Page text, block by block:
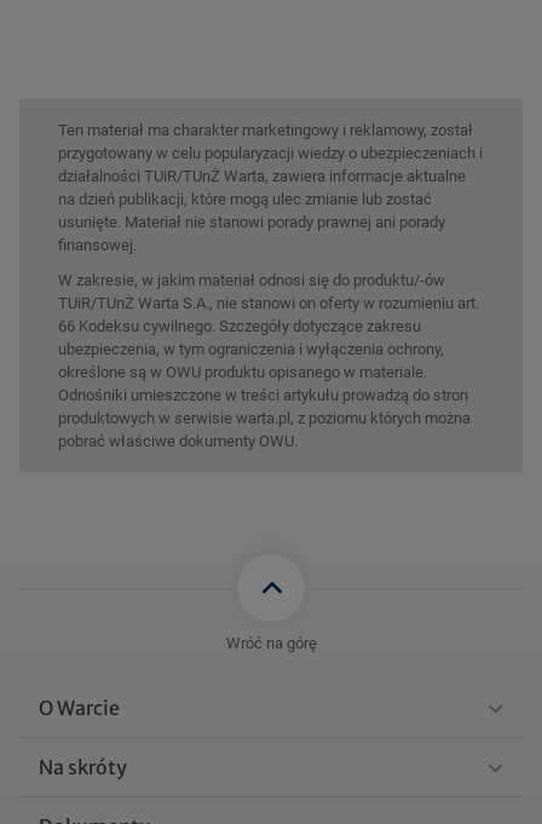
Ten materiał ma charakter marketingowy i reklamowy, został
przygotowany w celu popularyzacji wiedzy o ubezpieczeniach i
działalności TUiR/TUnŻ Warta, zawiera informacje aktualne
na dzień publikacji, które mogą ulec zmianie lub zostać
usunięte. Materiał nie stanowi porady prawnej ani porady
finansowej.
W zakresie, w jakim materiał odnosi się do produktu/-ów
TUiR/TUnŻ Warta S.A., nie stanowi on oferty w rozumieniu art.
66 Kodeksu cywilnego. Szczegóły dotyczące zakresu
ubezpieczenia, w tym ograniczenia i wyłączenia ochrony,
określone są w OWU produktu opisanego w materiale.
Odnośniki umieszczone w treści artykułu prowadzą do stron
produktowych w serwisie warta.pl, z poziomu których można
pobrać właściwe dokumenty OWU.
Wróć na górę
O Warcie
Na skróty